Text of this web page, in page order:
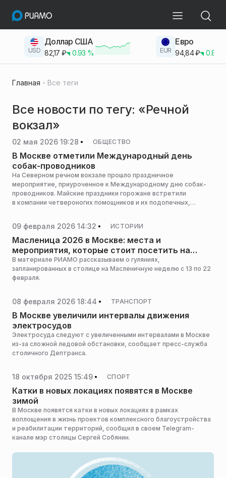
USD
Доллар США
82,17 ₽ 0.93 % EUR
Евро
94,84₽ 0.83
Главная Все теги
Все новости по тегу: «Речной
вокзал»
02 мая 2026 19:28 ОБЩЕСТВО
В Москве отметили Международный день
собак-проводников
На Северном речном вокзале прошло праздничное
мероприятие, приуроченное к Международному дню собак-
проводников. Майские праздники горожане встретили
в компании четвероногих помощников и их подопечных,
09 февраля 2026 14:32 ИСТОРИИ
Масленица 2026 в Москве: места и
мероприятия, которые стоит посетить на
Масленичной неделе
В материале РИАМО рассказываем о гуляниях,
запланированных в столице на Масленичную неделю с 13 по 22
февраля.
08 февраля 2026 18:44 ТРАНСПОРТ
В Москве увеличили интервалы движения
электросудов
Электросуда следуют с увеличенными интервалами в Москве
из-за сложной ледовой обстановки, сообщает пресс-служба
столичного Дептранса.
18 октября 2025 15:49 СПОРТ
Катки в новых локациях появятся в Москве
зимой
В Москве появятся катки в новых локациях в рамках
воплощения в жизнь проектов комплексного благоустройства
и реабилитации территорий, сообщил в своем Telegram-
канале мэр столицы Сергей Собянин.